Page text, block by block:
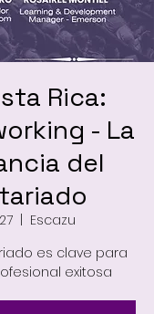
Rica:
- La
del
  |
Escazu
es clave para
exitosa